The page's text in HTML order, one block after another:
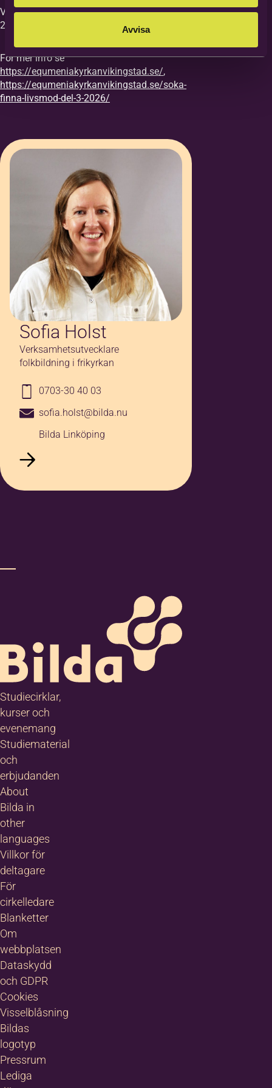
Avvisa
Vi vill ha din anmälan till kursen senast
27/8.
För mer info se
https://equmeniakyrkanvikingstad.se/,
https://equmeniakyrkanvikingstad.se/soka-
finna-livsmod-del-3-2026/
Sofia Holst
Verksamhetsutvecklare
folkbildning i frikyrkan
0703-30 40 03
sofia.holst@bilda.nu
Bilda Linköping
Studiecirklar,
kurser och
evenemang
Studiematerial
och
erbjudanden
About
Bilda in
other
languages
Villkor för
deltagare
För
cirkelledare
Blanketter
Om
webbplatsen
Dataskydd
och GDPR
Cookies
Visselblåsning
Bildas
logotyp
Pressrum
Lediga